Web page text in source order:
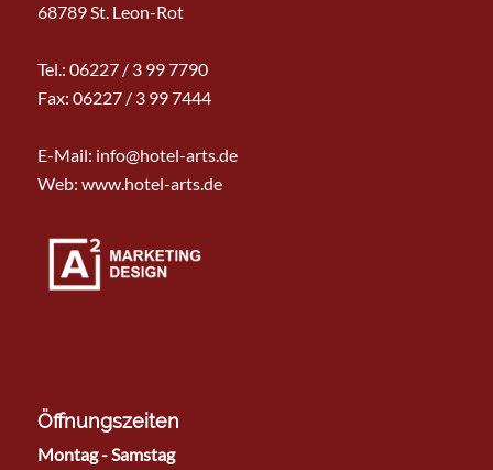
68789 St. Leon-Rot
Tel.: 06227 / 3 99 7790
Fax: 06227 / 3 99 7444
E-Mail: info@hotel-arts.de
Web: www.hotel-arts.de
Öffnungszeiten
Montag - Samstag